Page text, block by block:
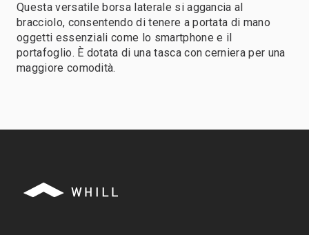
Questa versatile borsa laterale si aggancia al
bracciolo, consentendo di tenere a portata di mano
oggetti essenziali come lo smartphone e il
portafoglio. È dotata di una tasca con cerniera per una
maggiore comodità.